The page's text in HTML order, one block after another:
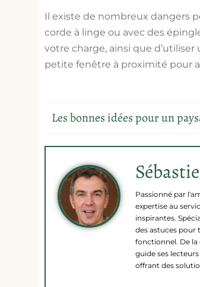
Il existe de nombreux dangers
corde à linge ou avec des
votre charge, ainsi que
petite fenêtre à proximité pour
Passionné par
expertise au
inspirantes.
des astuces pour
fonctionnel. De la
guide ses
offrant des